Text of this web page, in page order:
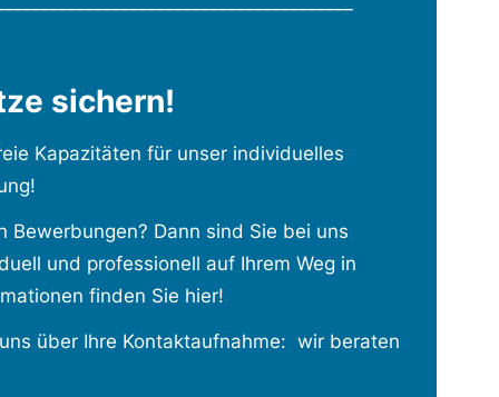
sichern!
Kapazitäten für unser individuelles
Dann sind Sie bei uns
und professionell auf Ihrem Weg in
finden Sie hier!
über Ihre Kontaktaufnahme: wir beraten